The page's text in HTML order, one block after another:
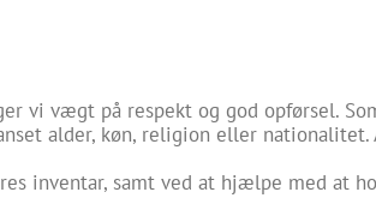
vi vægt på respekt og god opførsel.
alder, køn, religion eller
inventar, samt ved at hjælpe med at